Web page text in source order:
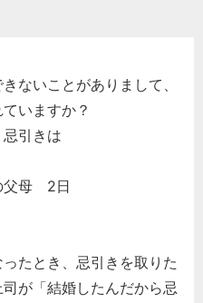
ないことがありまして、
いますか？
引きは
父母 2日
たとき、忌引きを取りた
が「結婚したんだから忌